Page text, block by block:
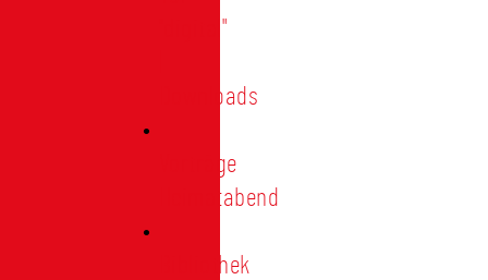
"digital"
Downloads
Vorträge
Heimatabend
Bibliothek